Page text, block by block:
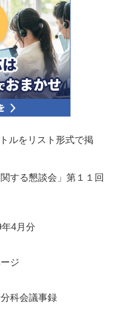
ルをリスト形式で掲
する懇談会」第１１回
年4月分
ジ
科会議事録